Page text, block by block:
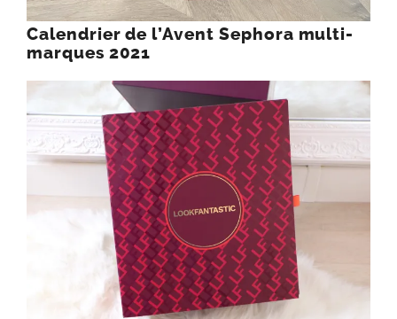
Calendrier de l’Avent Sephora multi-
marques 2021